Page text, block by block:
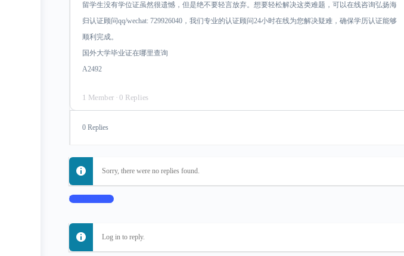
留学生没有学位证虽然很遗憾，但是绝不要轻言放弃。想要轻松解决这类难题，可以在线咨询弘扬海
归认证顾问qq/wechat: 729926040，我们专业的认证顾问24小时在线为您解决疑难，确保学历认证能够
顺利完成。
国外大学毕业证在哪里查询
A2492
1 Member · 0 Replies
0 Replies
Sorry, there were no replies found.
Log In to Reply
Log in to reply.